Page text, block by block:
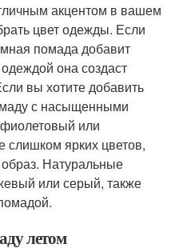
акцентом в вашем
цвет одежды. Если
помада добавит
она создаст
вы хотите добавить
с насыщенными
или
слишком ярких цветов,
образ. Натуральные
или серый, также
летом